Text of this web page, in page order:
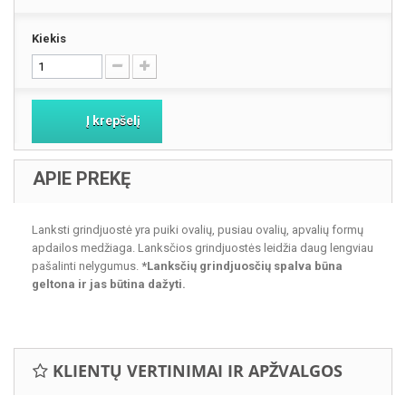
Kiekis
Į krepšelį
APIE PREKĘ
Lanksti grindjuostė yra puiki ovalių, pusiau ovalių, apvalių formų
apdailos medžiaga. Lanksčios grindjuostės leidžia daug lengviau
pašalinti nelygumus. *Lanksčių grindjuosčių spalva būna
geltona ir jas būtina dažyti.
KLIENTŲ VERTINIMAI IR APŽVALGOS